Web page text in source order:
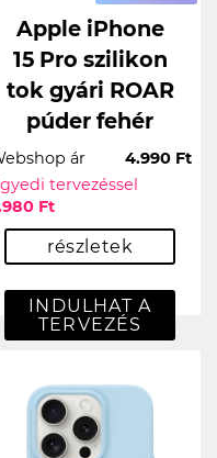
Apple iPhone
15 Pro szilikon
tok gyári ROAR
púder fehér
ár
4.990 Ft
tervezéssel
Ft
részletek
INDULHAT A
TERVEZÉS